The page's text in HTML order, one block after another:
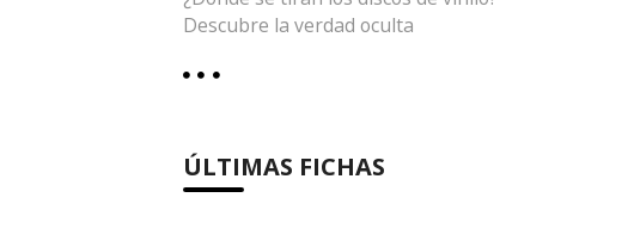
Descubre la verdad oculta
ÚLTIMAS FICHAS